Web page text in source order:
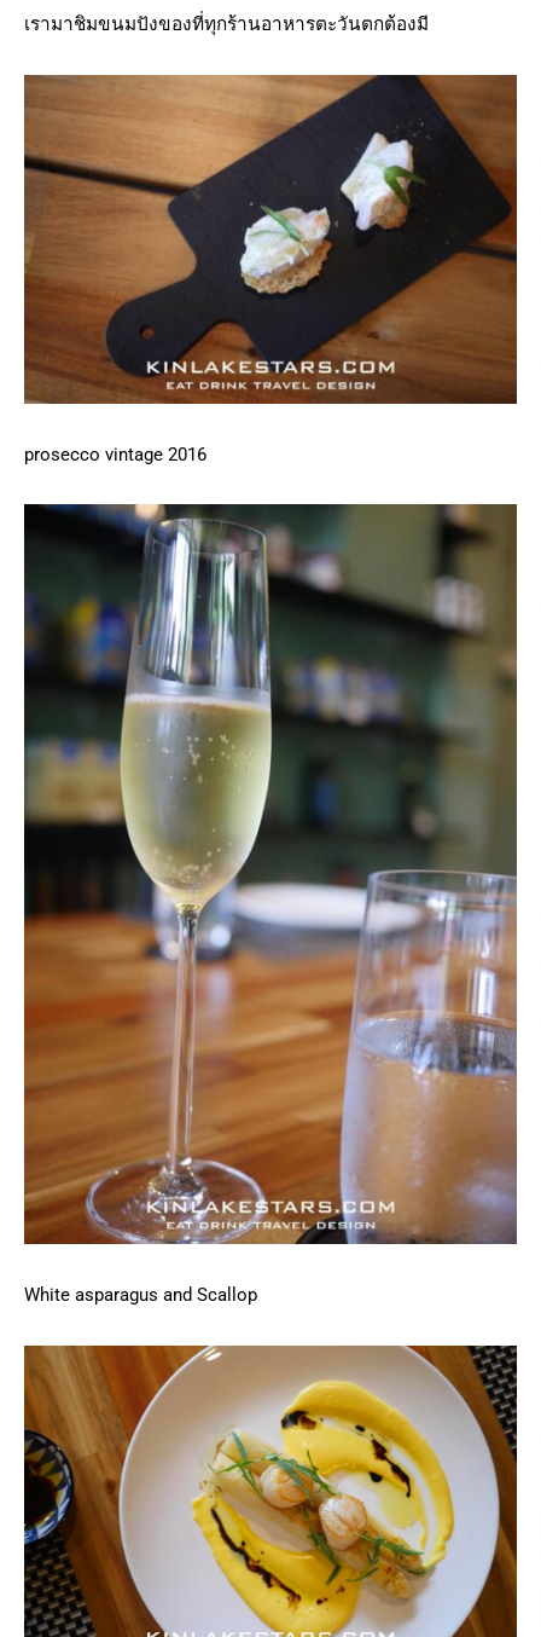
เรามาชิมขนมปังของที่ทุกร้านอาหารตะวันตกต้องมี
prosecco vintage 2016
White asparagus and Scallop